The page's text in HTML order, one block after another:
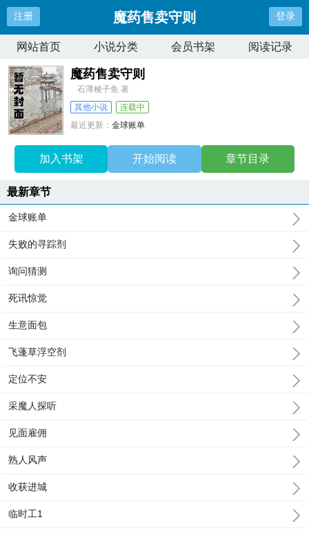
注册 魔药售卖守则 登录
网站首页 小说分类 会员书架 阅读记录
魔药售卖守则
石潭梭子鱼 著
其他小说
连载中
最近更新：金球账单
加入书架 开始阅读 章节目录
最新章节
金球账单
失败的寻踪剂
询问猜测
死讯惊觉
生意面包
飞蓬草浮空剂
定位不安
采魔人探听
见面雇佣
熟人风声
收获进城
临时工1